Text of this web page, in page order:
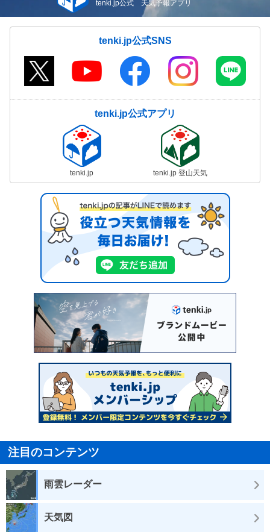
tenki.jp公式 天気予報アプリ
tenki.jp公式SNS
tenki.jp公式アプリ
tenki.jp tenki.jp 登山天気
注目のコンテンツ
雨雲レーダー
天気図